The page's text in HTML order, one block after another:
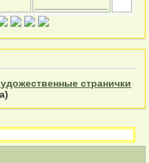
странички